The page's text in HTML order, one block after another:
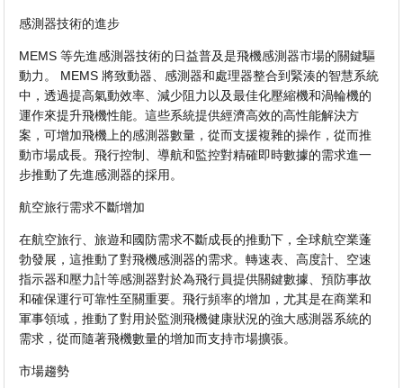
感測器技術的進步
MEMS 等先進感測器技術的日益普及是飛機感測器市場的關鍵驅
動力。 MEMS 將致動器、感測器和處理器整合到緊湊的智慧系統
中，透過提高氣動效率、減少阻力以及最佳化壓縮機和渦輪機的
運作來提升飛機性能。這些系統提供經濟高效的高性能解決方
案，可增加飛機上的感測器數量，從而支援複雜的操作，從而推
動市場成長。飛行控制、導航和監控對精確即時數據的需求進一
步推動了先進感測器的採用。
航空旅行需求不斷增加
在航空旅行、旅遊和國防需求不斷成長的推動下，全球航空業蓬
勃發展，這推動了對飛機感測器的需求。轉速表、高度計、空速
指示器和壓力計等感測器對於為飛行員提供關鍵數據、預防事故
和確保運行可靠性至關重要。飛行頻率的增加，尤其是在商業和
軍事領域，推動了對用於監測飛機健康狀況的強大感測器系統的
需求，從而隨著飛機數量的增加而支持市場擴張。
市場趨勢